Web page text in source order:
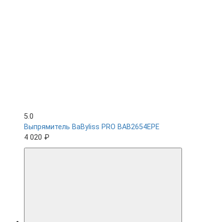
5.0
Выпрямитель BaByliss PRO BAB2654EPE
4 020 ₽